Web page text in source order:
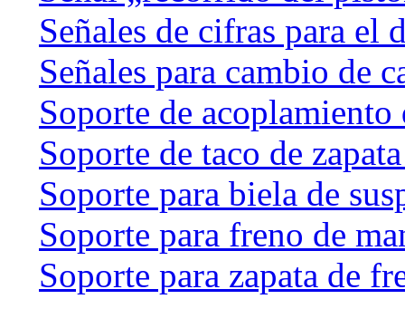
Señales de cifras para
Señales para cambio de
Soporte de acoplamiento
Soporte de taco de
Soporte para biela de
Soporte para freno de
Soporte para zapata de